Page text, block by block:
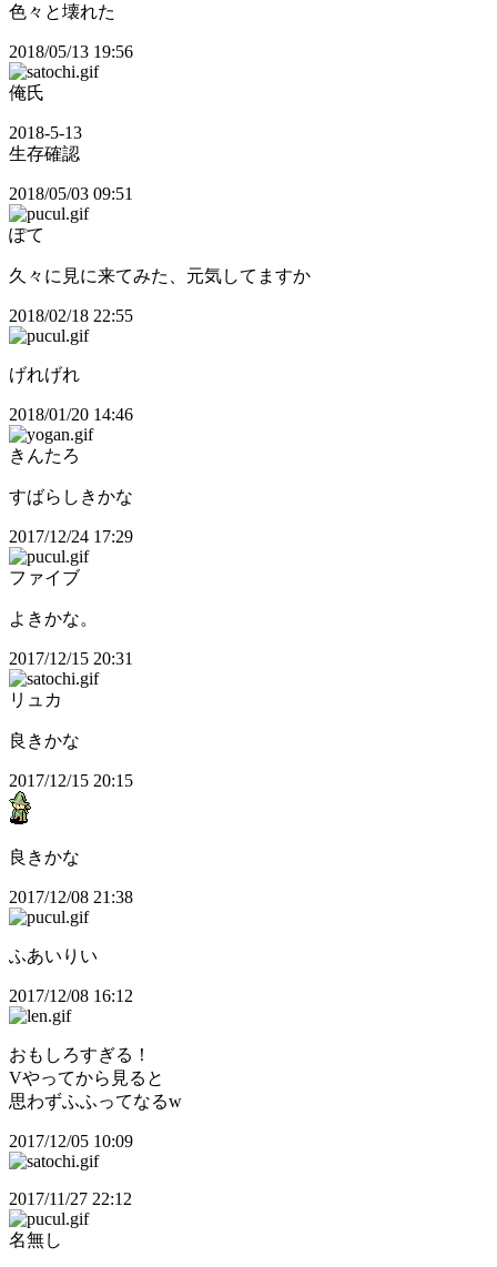
色々と壊れた
2018/05/13 19:56
俺氏
2018-5-13
生存確認
2018/05/03 09:51
ぽて
久々に見に来てみた、元気してますか
2018/02/18 22:55
げれげれ
2018/01/20 14:46
きんたろ
すばらしきかな
2017/12/24 17:29
ファイブ
よきかな。
2017/12/15 20:31
リュカ
良きかな
2017/12/15 20:15
良きかな
2017/12/08 21:38
ふあいりい
2017/12/08 16:12
おもしろすぎる！
Vやってから見ると
思わずふふってなるw
2017/12/05 10:09
2017/11/27 22:12
名無し